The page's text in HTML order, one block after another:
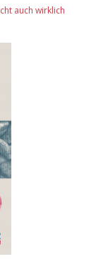
auch wirklich